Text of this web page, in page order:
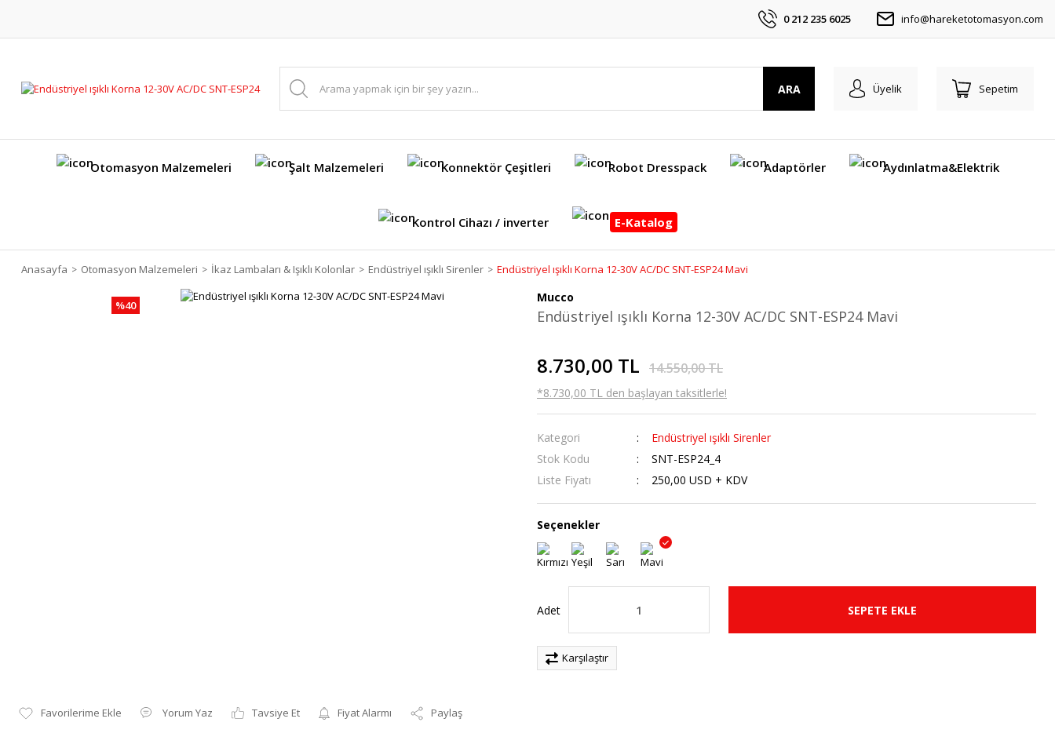
0 212 235 6025 info@hareketotomasyon.com
ARA Üyelik Sepetim
Otomasyon Malzemeleri Şalt Malzemeleri Konnektör Çeşitleri Robot Dresspack Adaptörler Aydınlatma&Elektrik
Kontrol Cihazı / inverter E-Katalog
Anasayfa Otomasyon Malzemeleri İkaz Lambaları & Işıklı Kolonlar Endüstriyel ışıklı Sirenler Endüstriyel ışıklı Korna 12-30V AC/DC SNT-ESP24 Mavi
%40
Yorum Yaz Tavsiye Et Fiyat Alarmı Paylaş
Mucco
Endüstriyel ışıklı Korna 12-30V AC/DC SNT-ESP24 Mavi
8.730,00 TL 14.550,00 TL
*8.730,00 TL den başlayan taksitlerle!
Kategori
Endüstriyel ışıklı Sirenler
Stok Kodu
SNT-ESP24_4
Liste Fiyatı
250,00 USD + KDV
Seçenekler
Adet SEPETE EKLE
Karşılaştır